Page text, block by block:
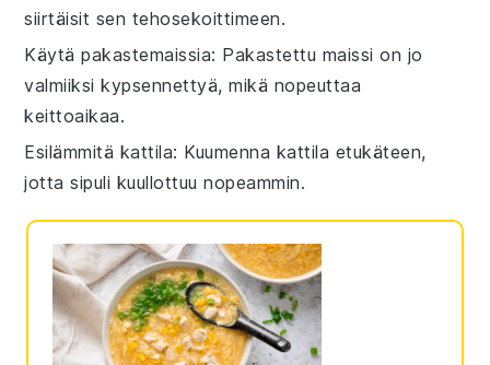
siirtäisit sen tehosekoittimeen.
Käytä pakastemaissia: Pakastettu maissi on jo
valmiiksi kypsennettyä, mikä nopeuttaa
keittoaikaa.
Esilämmitä kattila: Kuumenna kattila etukäteen,
jottasipuli kuullottuu nopeammin.